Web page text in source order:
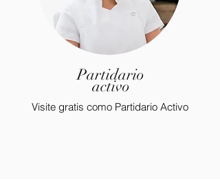
Partidario
activo
Visite gratis como Partidario Activo